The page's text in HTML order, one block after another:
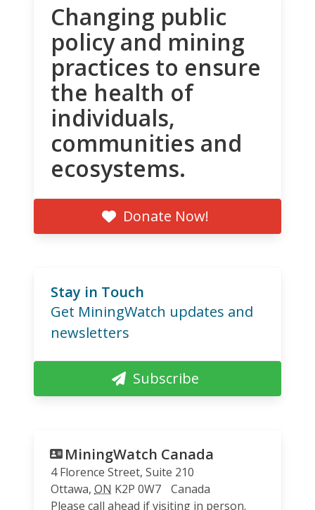
Changing public
policy and mining
practices to ensure
the health of
individuals,
communities and
ecosystems.
Donate Now!
Stay in Touch
Get MiningWatch updates and
newsletters
Subscribe
MiningWatch Canada
4 Florence Street, Suite 210
Ottawa, ON K2P 0W7
Canada
Please call ahead if visiting in person.